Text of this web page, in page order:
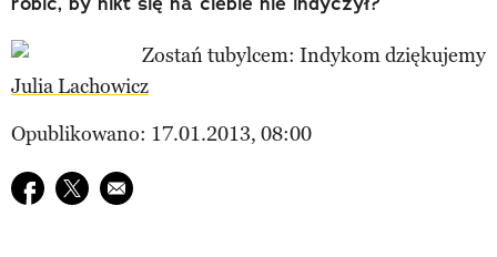
Julia Lachowicz
Opublikowano: 17.01.2013, 08:00
Udostępnij na facebook
Udostępnij na twitter
E-mail do przyjaciela